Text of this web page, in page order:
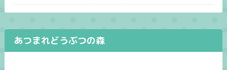
あつまれどうぶつの森